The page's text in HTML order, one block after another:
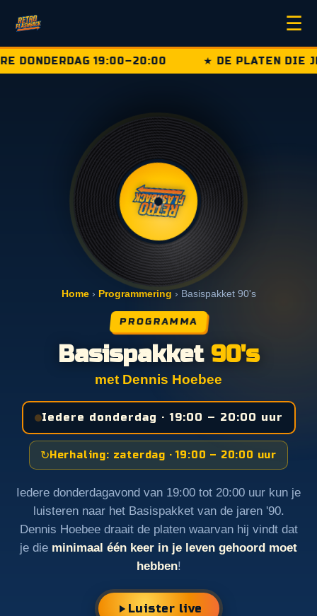
☰
19:00–20:00 ★ DE PLATEN DIE JE
Home› Programmering › Basispakket 90's
PROGRAMMA
Basispakket 90's
met Dennis Hoebee
Iedere donderdag · 19:00 – 20:00 uur
↻ Herhaling: zaterdag · 19:00 – 20:00 uur
Iedere donderdagavond van 19:00 tot 20:00 uur kun je
luisteren naar het Basispakket van de jaren '90.
Dennis Hoebee draait de platen waarvan hij vindt dat
je die minimaal één keer in je leven gehoord moet
hebben!
Luister live